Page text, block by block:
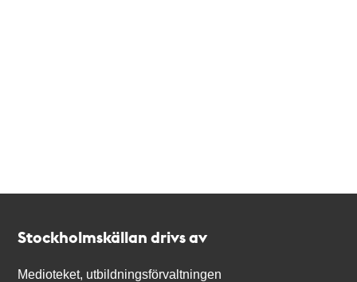
Stockholmskällan drivs av
Medioteket, utbildningsförvaltningen